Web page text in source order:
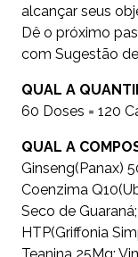
alcançar seus
Dê o próximo
com Sugestão
QUAL A
60 Doses = 120
QUAL A
Ginseng(Panax)
Coenzima
Seco de
HTP(Griffonia